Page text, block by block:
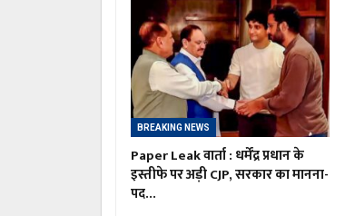
BREAKING NEWS
Paper Leak वार्ता : धर्मेंद्र प्रधान के
इस्तीफे पर अड़ी CJP, सरकार का मानना-
पद…